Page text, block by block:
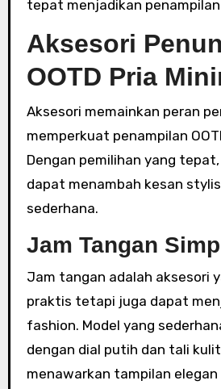
tepat menjadikan
Aksesori
OOTD Pria
Aksesori memainkan peran
memperkuat penampilan
Dengan pemilihan yang
dapat menambah kesan
sederhana.
Jam Tangan
Jam tangan adalah aksesori
praktis tetapi juga dapat
fashion. Model yang
dengan dial putih dan tali
menawarkan tampilan